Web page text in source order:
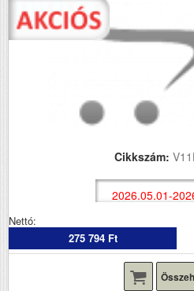
Cikkszám:
2026.05.01-
Nettó:
275 794 Ft